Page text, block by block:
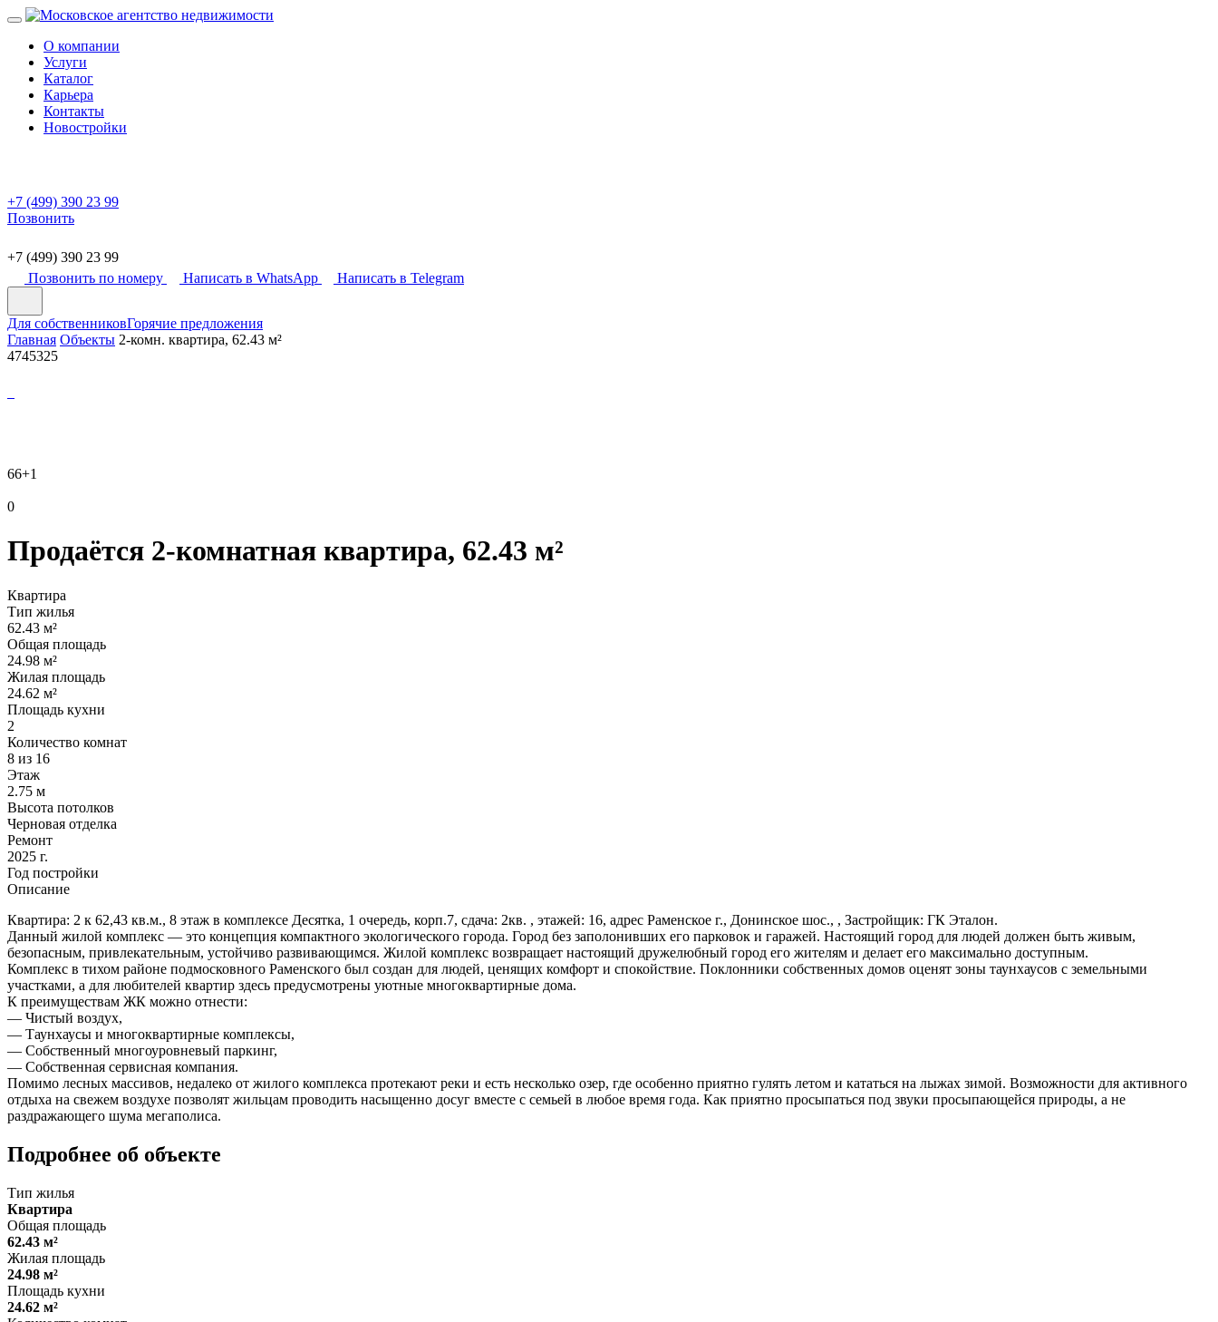
О компании
Услуги
Каталог
Карьера
Контакты
Новостройки
+7 (499) 390 23 99
Позвонить
+7 (499) 390 23 99
Позвонить по номеру
Написать в WhatsApp Написать в Telegram
Для собственниковГорячие предложения
Главная Объекты 2-комн. квартира, 62.43 м²
4745325
66+1
0
Продаётся 2-комнатная квартира, 62.43 м²
Квартира
Тип жилья
62.43 м²
Общая площадь
24.98 м²
Жилая площадь
24.62 м²
Площадь кухни
2
Количество комнат
8 из 16
Этаж
2.75 м
Высота потолков
Черновая отделка
Ремонт
2025 г.
Год постройки
Описание
Квартира: 2 к 62,43 кв.м., 8 этаж в комплексе Десятка, 1 очередь, корп.7, сдача: 2кв. , этажей: 16, адрес Раменское г., Донинское шос., , Застройщик: ГК Эталон.
Данный жилой комплекс — это концепция компактного экологического города. Город без заполонивших его парковок и гаражей. Настоящий город для людей должен быть живым,
безопасным, привлекательным, устойчиво развивающимся. Жилой комплекс возвращает настоящий дружелюбный город его жителям и делает его максимально доступным.
Комплекс в тихом районе подмосковного Раменского был создан для людей, ценящих комфорт и спокойствие. Поклонники собственных домов оценят зоны таунхаусов с земельными
участками, а для любителей квартир здесь предусмотрены уютные многоквартирные дома.
К преимуществам ЖК можно отнести:
— Чистый воздух,
— Таунхаусы и многоквартирные комплексы,
— Собственный многоуровневый паркинг,
— Собственная сервисная компания.
Помимо лесных массивов, недалеко от жилого комплекса протекают реки и есть несколько озер, где особенно приятно гулять летом и кататься на лыжах зимой. Возможности для активного
отдыха на свежем воздухе позволят жильцам проводить насыщенно досуг вместе с семьей в любое время года. Как приятно просыпаться под звуки просыпающейся природы, а не
раздражающего шума мегаполиса.
Подробнее об объекте
Тип жилья
Квартира
Общая площадь
62.43 м²
Жилая площадь
24.98 м²
Площадь кухни
24.62 м²